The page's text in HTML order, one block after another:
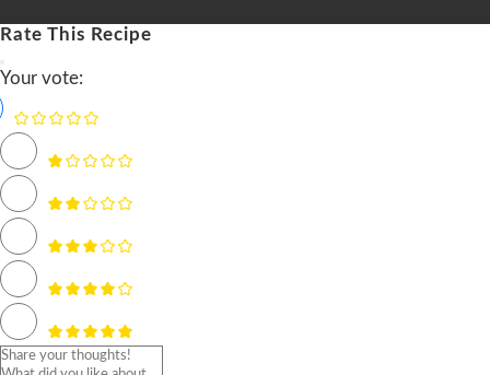
Rate This Recipe
Your vote: